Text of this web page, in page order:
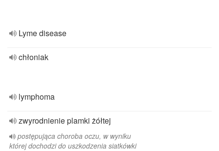
Lyme disease
chłoniak
lymphoma
zwyrodnienie plamki żółtej
postępująca choroba oczu, w wyniku
której dochodzi do uszkodzenia siatkówki